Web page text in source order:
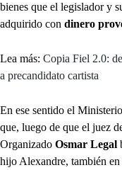
bienes que el legislador y
adquirido con dinero
Lea más: Copia Fiel 2.0:
a precandidato cartista
En ese sentido el
que, luego de que el juez
Organizado Osmar Legal
hijo Alexandre, también en